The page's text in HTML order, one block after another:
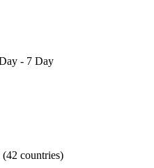
- 7 Day
countries)